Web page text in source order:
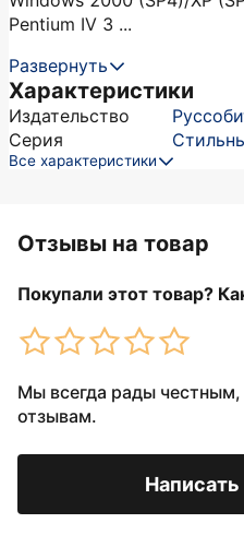
Pentium IV 3 ...
Развернуть
Характеристики
Издательство
Серия
Все характеристики
Отзывы на товар
Покупали этот товар?
Мы всегда рады
отзывам.